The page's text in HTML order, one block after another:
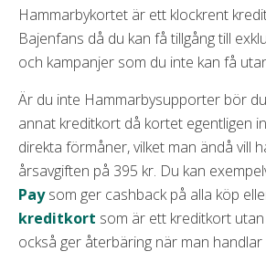
Hammarbykortet är ett klockrent
Bajenfans då du kan få tillgång till
och kampanjer som du inte kan få
Är du inte Hammarbysupporter bör
annat kreditkort då kortet egentligen
direkta förmåner, vilket man ändå vill
årsavgiften på 395 kr. Du kan
Paysom ger cashback på alla köp
kreditkort som är ett kreditkort
också ger återbäring när man